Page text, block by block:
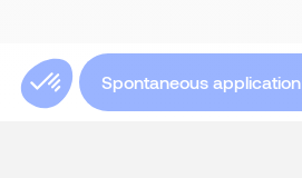
Spontaneous application